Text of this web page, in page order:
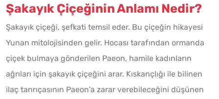
Şakayık Çiçeğinin Anlamı Nedir?
Şakayık çiçeği, şefkati temsil eder. Bu çiçeğin hikayesi
Yunan mitolojisinden gelir. Hocası tarafından ormanda
çiçek bulmaya gönderilen Paeon, hamile kadınların
ağrıları için şakayık çiçeğini arar. Kıskançlığı ile bilinen
ilaç tanrıçasının Paeon'a zarar verebileceğini düşünen